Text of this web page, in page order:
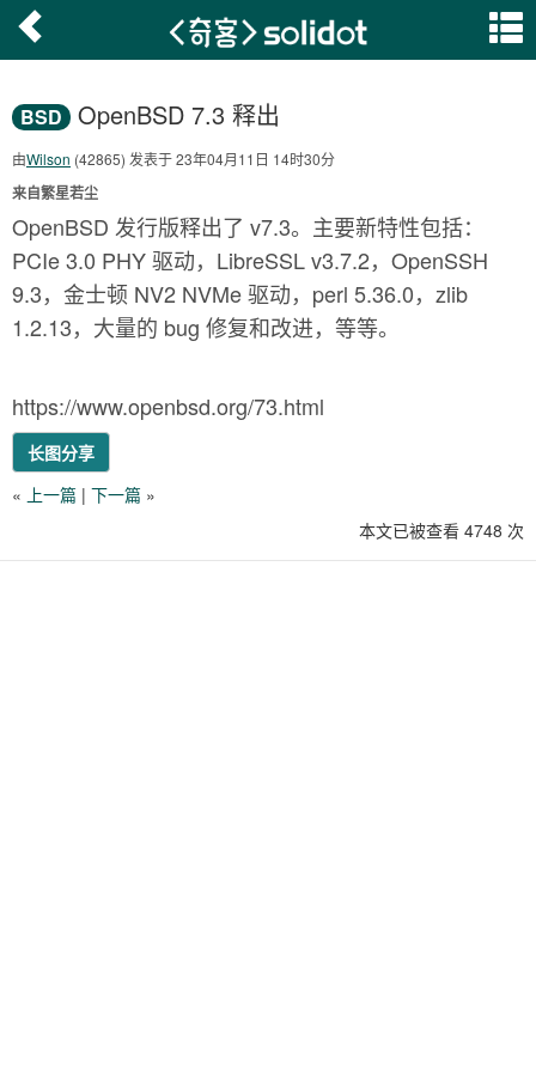
BSD OpenBSD 7.3 释出
由Wilson (42865) 发表于 23年04月11日 14时30分
来自繁星若尘
OpenBSD 发行版释出了 v7.3。主要新特性包括：
PCIe 3.0 PHY 驱动，LibreSSL v3.7.2，OpenSSH
9.3，金士顿 NV2 NVMe 驱动，perl 5.36.0，zlib
1.2.13，大量的 bug 修复和改进，等等。
https://www.openbsd.org/73.html
长图分享
« 上一篇 | 下一篇 »
本文已被查看 4748 次